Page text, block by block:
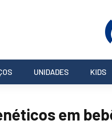
UNIDADES KIDS
em